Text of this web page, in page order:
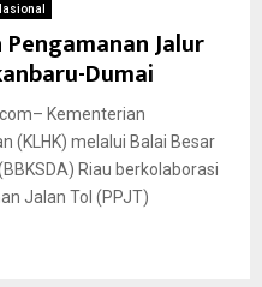
Jalur
Dumai
Kementerian
(KLHK) melalui Balai Besar
Riau berkolaborasi
Jalan Tol (PPJT)